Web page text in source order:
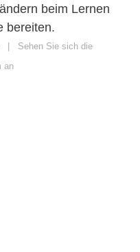
beim Lernen
bereiten.
| Sehen Sie sich die
an